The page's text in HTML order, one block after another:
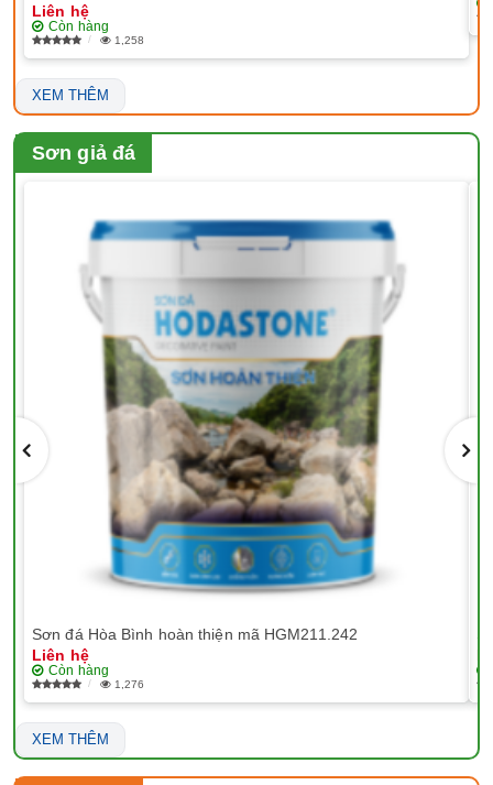
Liên hệ
Còn hàng
1,258
XEM THÊM
Sơn giả đá
Sơn đá Hòa Bình hoàn thiện mã HGM211.242
Liên hệ
Còn hàng
1,276
XEM THÊM